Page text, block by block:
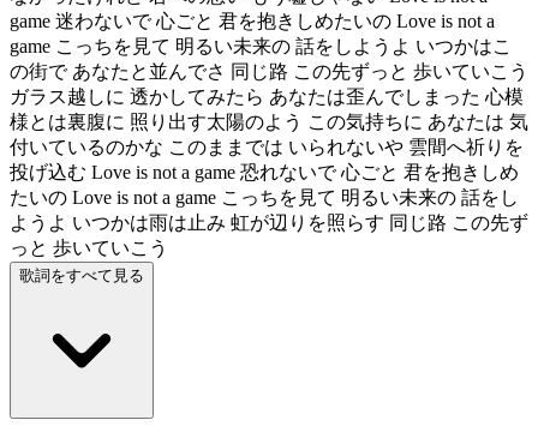
game 迷わないで 心ごと 君を抱きしめたいの Love is not a
game こっちを見て 明るい未来の 話をしようよ いつかはこ
の街で あなたと並んでさ 同じ路 この先ずっと 歩いていこう
ガラス越しに 透かしてみたら あなたは歪んでしまった 心模
様とは裏腹に 照り出す太陽のよう この気持ちに あなたは 気
付いているのかな このままでは いられないや 雲間へ祈りを
投げ込む Love is not a game 恐れないで 心ごと 君を抱きしめ
たいの Love is not a game こっちを見て 明るい未来の 話をし
ようよ いつかは雨は止み 虹が辺りを照らす 同じ路 この先ず
っと 歩いていこう
歌詞をすべて見る